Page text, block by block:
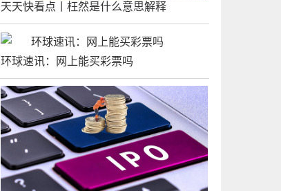
天天快看点丨枉然是什么意思解释
环球速讯：网上能买彩票吗